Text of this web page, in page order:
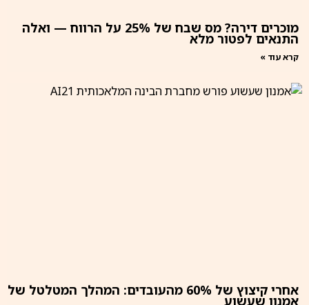
מוכרים דירה? מס שבח של 25% על הרווח — ואלה
התנאים לפטור מלא
קרא עוד »
אחרי קיצוץ של 60% מהעובדים: המהלך המטלטל של
אמנון שעשוע